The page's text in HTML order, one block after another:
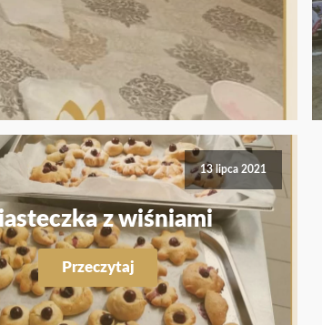
13 lipca 2021
z wiśniami
Przeczytaj